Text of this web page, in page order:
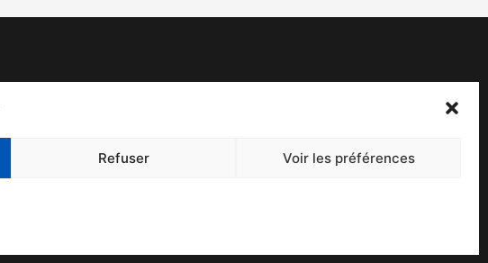
Refuser Voir les préférences